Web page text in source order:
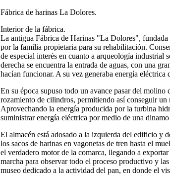
Fábrica de harinas La Dolores.
Interior de la fábrica.
La antigua Fábrica de Harinas "La Dolores",
por la familia propietaria para su rehabilitación.
de especial interés en cuanto a arqueología industrial
derecha se encuentra la entrada de aguas, con una
hacían funcionar. A su vez generaba energía eléctrica
En su época supuso todo un avance pasar del
rozamiento de cilindros, permitiendo así conseguir
Aprovechando la energía producida por la turbina
suministrar energía eléctrica por medio de una
El almacén está adosado a la izquierda del edificio y
los sacos de harinas en vagonetas de tren hasta el
el verdadero motor de la comarca, llegando a
marcha para observar todo el proceso productivo y
museo dedicado a la actividad del pan, en donde el